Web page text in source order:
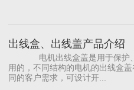
出线盒、出线盖产品介绍
用的，不同结构的电机的出线盒
同的客户需求，可设计开...